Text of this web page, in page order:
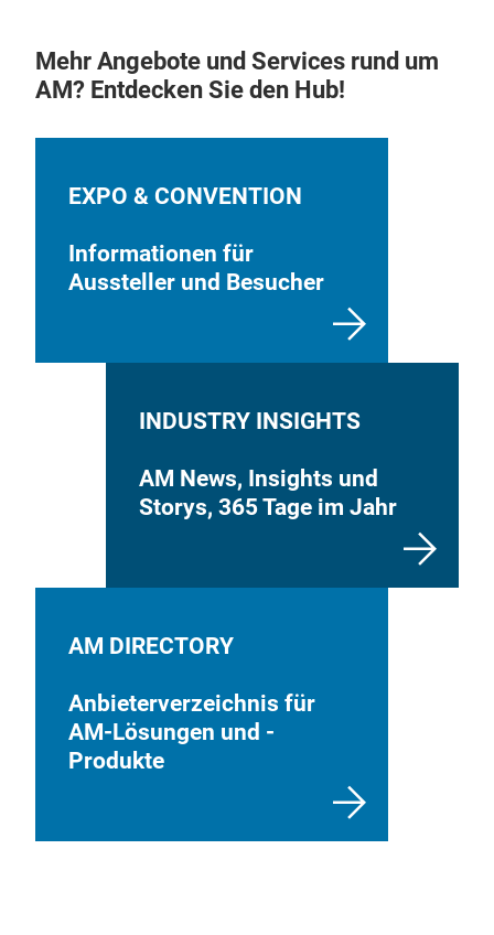
Mehr Angebote und Services rund um
AM? Entdecken Sie den Hub!
EXPO & CONVENTION
Informationen für
Aussteller und Besucher
INDUSTRY INSIGHTS
AM News, Insights und
Storys, 365 Tage im Jahr
AM DIRECTORY
Anbieterverzeichnis für
AM-Lösungen und -
Produkte